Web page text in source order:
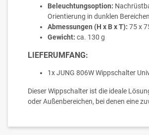
Beleuchtungsoption:
Orientierung in dunklen Bereichen
Abmessungen (H x B x T): 75 x
Gewicht: ca. 130 g
LIEFERUMFANG:
1x JUNG 806W Wippschalter
Dieser Wippschalter ist die ideale
oder Außenbereichen, bei denen eine